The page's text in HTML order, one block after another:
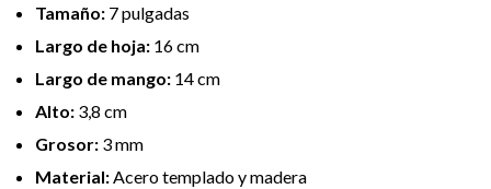
Tamaño: 7 pulgadas
Largo de hoja: 16 cm
Largo de mango: 14 cm
Alto: 3,8 cm
Grosor: 3 mm
Material:Acero templado y madera